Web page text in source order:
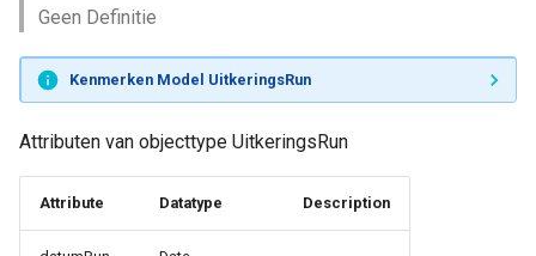
Geen Definitie
Kenmerken Model UitkeringsRun
Attributen van objecttype UitkeringsRun
Attribute Datatype Description